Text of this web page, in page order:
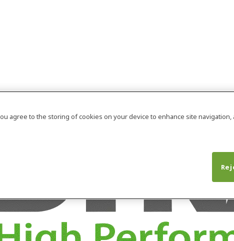
agree to the storing of cookies on your device to enhance site